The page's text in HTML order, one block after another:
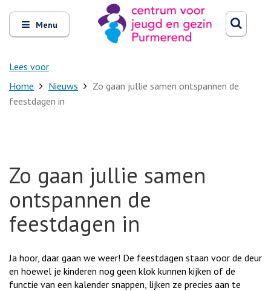
Open
en
sluit
Menu
Lees voor
Zoeken
Home Nieuws
Zo gaan jullie samen ontspannen de
feestdagen in
Zo gaan jullie samen
ontspannen de
feestdagen in
Ja hoor, daar gaan we weer! De feestdagen staan voor de deur
en hoewel je kinderen nog geen klok kunnen kijken of de
functie van een kalender snappen, lijken ze precies aan te